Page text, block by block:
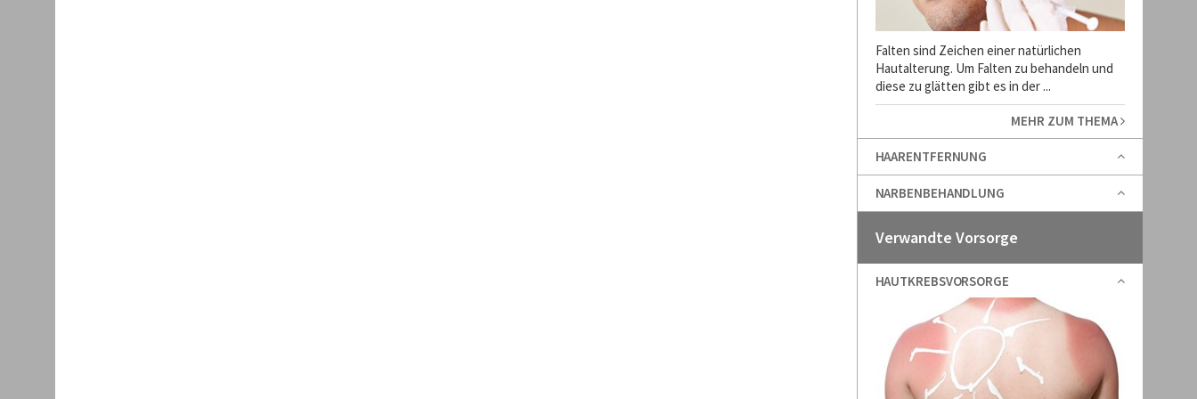
Falten sind Zeichen einer natürlichen
Hautalterung. Um Falten zu behandeln und
diese zu glätten gibt es in der ...
MEHR ZUM THEMA
HAARENTFERNUNG
NARBENBEHANDLUNG
Verwandte Vorsorge
HAUTKREBSVORSORGE